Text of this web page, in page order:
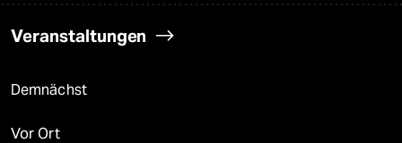
Veranstaltungen
Demnächst
Vor Ort